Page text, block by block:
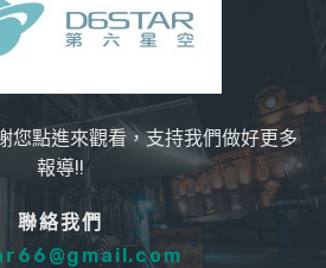
您點進來觀看，支持我們做好更多
報導!!
聯絡我們